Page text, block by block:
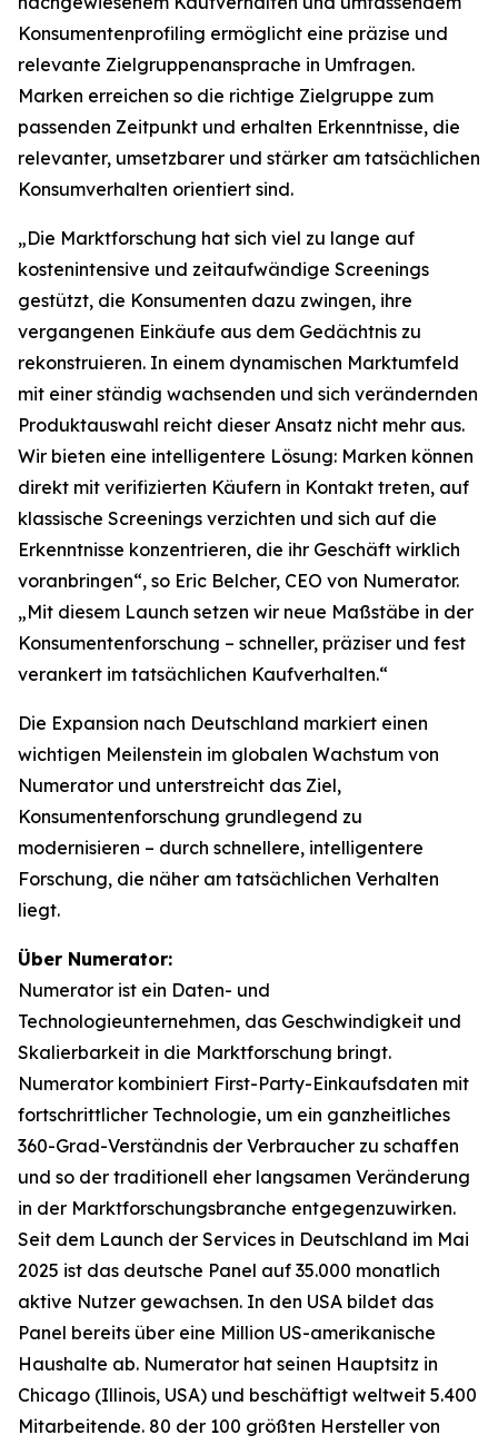
Konsumentenprofiling ermöglicht eine präzise und
relevante Zielgruppenansprache in Umfragen.
Marken erreichen so die richtige Zielgruppe zum
passenden Zeitpunkt und erhalten Erkenntnisse, die
relevanter, umsetzbarer und stärker am tatsächlichen
Konsumverhalten orientiert sind.
„Die Marktforschung hat sich viel zu lange auf
kostenintensive und zeitaufwändige Screenings
gestützt, die Konsumenten dazu zwingen, ihre
vergangenen Einkäufe aus dem Gedächtnis zu
rekonstruieren. In einem dynamischen Marktumfeld
mit einer ständig wachsenden und sich verändernden
Produktauswahl reicht dieser Ansatz nicht mehr aus.
Wir bieten eine intelligentere Lösung: Marken können
direkt mit verifizierten Käufern in Kontakt treten, auf
klassische Screenings verzichten und sich auf die
Erkenntnisse konzentrieren, die ihr Geschäft wirklich
voranbringen“, so Eric Belcher, CEO von Numerator.
„Mit diesem Launch setzen wir neue Maßstäbe in der
Konsumentenforschung – schneller, präziser und fest
verankert im tatsächlichen Kaufverhalten.“
Die Expansion nach Deutschland markiert einen
wichtigen Meilenstein im globalen Wachstum von
Numerator und unterstreicht das Ziel,
Konsumentenforschung grundlegend zu
modernisieren – durch schnellere, intelligentere
Forschung, die näher am tatsächlichen Verhalten
liegt.
Über Numerator:
Numerator ist ein Daten- und
Technologieunternehmen, das Geschwindigkeit und
Skalierbarkeit in die Marktforschung bringt.
Numerator kombiniert First-Party-Einkaufsdaten mit
fortschrittlicher Technologie, um ein ganzheitliches
360-Grad-Verständnis der Verbraucher zu schaffen
und so der traditionell eher langsamen Veränderung
in der Marktforschungsbranche entgegenzuwirken.
Seit dem Launch der Services in Deutschland im Mai
2025 ist das deutsche Panel auf 35.000 monatlich
aktive Nutzer gewachsen. In den USA bildet das
Panel bereits über eine Million US-amerikanische
Haushalte ab. Numerator hat seinen Hauptsitz in
Chicago (Illinois, USA) und beschäftigt weltweit 5.400
Mitarbeitende. 80 der 100 größten Hersteller von